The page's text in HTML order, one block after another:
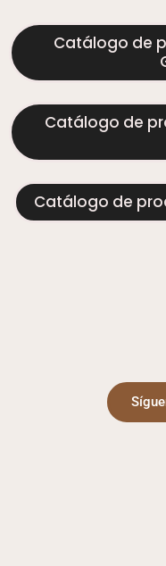
Catálogo de
Catálogo de
Catálogo de